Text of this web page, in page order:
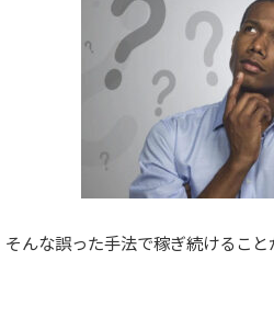
そんな誤った手法で稼ぎ続けるこ